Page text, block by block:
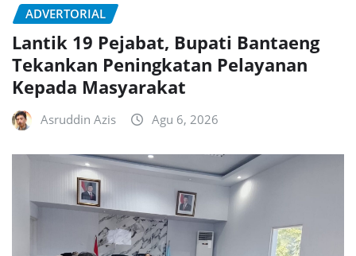
ADVERTORIAL
Lantik 19 Pejabat, Bupati Bantaeng
Tekankan Peningkatan Pelayanan
Kepada Masyarakat
Asruddin Azis Agu 6, 2026